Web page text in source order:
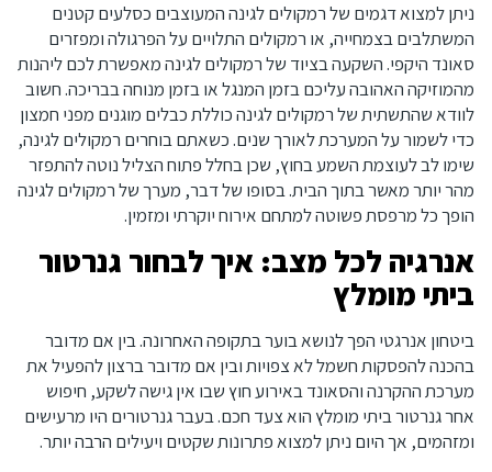
ניתן למצוא דגמים של רמקולים לגינה המעוצבים כסלעים קטנים
המשתלבים בצמחייה, או רמקולים התלויים על הפרגולה ומפזרים
סאונד היקפי. השקעה בציוד של רמקולים לגינה מאפשרת לכם ליהנות
מהמוזיקה האהובה עליכם בזמן המנגל או בזמן מנוחה בבריכה. חשוב
לוודא שהתשתית של רמקולים לגינה כוללת כבלים מוגנים מפני חמצון
כדי לשמור על המערכת לאורך שנים. כשאתם בוחרים רמקולים לגינה,
שימו לב לעוצמת השמע בחוץ, שכן בחלל פתוח הצליל נוטה להתפזר
מהר יותר מאשר בתוך הבית. בסופו של דבר, מערך של רמקולים לגינה
הופך כל מרפסת פשוטה למתחם אירוח יוקרתי ומזמין.
אנרגיה לכל מצב: איך לבחור גנרטור
ביתי מומלץ
ביטחון אנרגטי הפך לנושא בוער בתקופה האחרונה. בין אם מדובר
בהכנה להפסקות חשמל לא צפויות ובין אם מדובר ברצון להפעיל את
מערכת ההקרנה והסאונד באירוע חוץ שבו אין גישה לשקע, חיפוש
אחר גנרטור ביתי מומלץ הוא צעד חכם. בעבר גנרטורים היו מרעישים
ומזהמים, אך היום ניתן למצוא פתרונות שקטים ויעילים הרבה יותר.